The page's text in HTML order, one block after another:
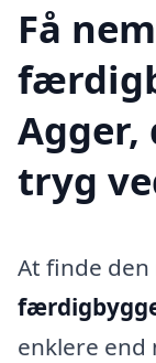
Få
tryg
At finde
enklere end